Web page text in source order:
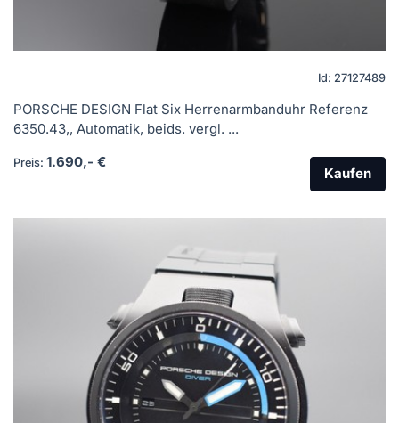
Id: 27127489
PORSCHE DESIGN Flat Six Herrenarmbanduhr Referenz
6350.43,, Automatik, beids. vergl. ...
Preis: 1.690,- €
Kaufen